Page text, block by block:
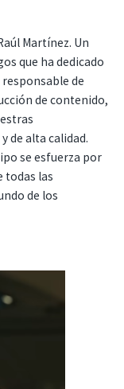
Martínez. Un
que ha dedicado
responsable de
de contenido,
de alta calidad.
se esfuerza por
todas las
de los